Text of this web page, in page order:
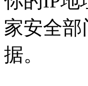
家安全
据。